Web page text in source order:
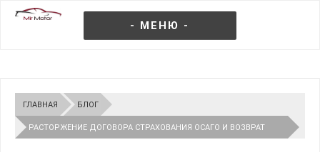
- МЕНЮ -
ГЛАВНАЯ БЛОГ
РАСТОРЖЕНИЕ ДОГОВОРА СТРАХОВАНИЯ ОСАГО И ВОЗВРАТ